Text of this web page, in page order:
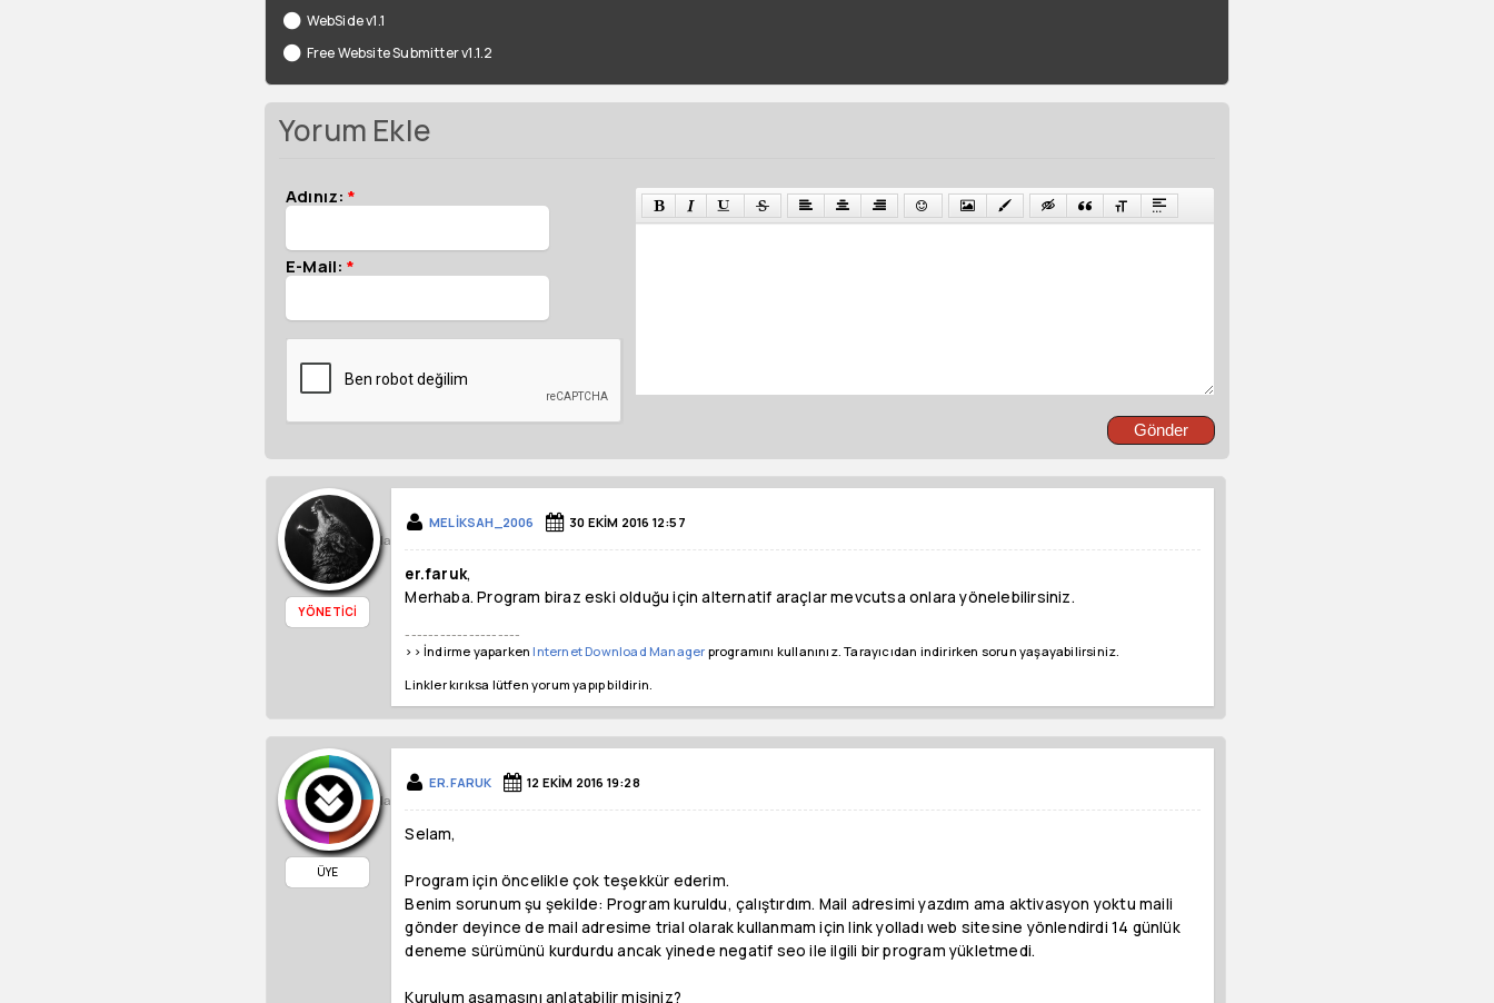
WebSide v1.1
Free Website Submitter v1.1.2
Yorum Ekle
Adınız: *
E-Mail: *
YÖNETICI
MELIKSAH_2006 30 EKIM 2016 12:57
er.faruk,
Merhaba. Program biraz eski olduğu için alternatif araçlar mevcutsa onlara yönelebilirsiniz.
--------------------
>> İndirme yaparkenInternet Download Manager programını kullanınız. Tarayıcıdan indirirken sorun yaşayabilirsiniz.
Linkler kırıksa lütfen yorum yapıp bildirin.
Cevapla
ÜYE
ER.FARUK 12 EKIM 2016 19:28
Selam,
Program için öncelikle çok teşekkür ederim.
Benim sorunum şu şekilde: Program kuruldu, çalıştırdım. Mail adresimi yazdım ama aktivasyon yoktu maili
gönder deyince de mail adresime trial olarak kullanmam için link yolladı web sitesine yönlendirdi 14 günlük
deneme sürümünü kurdurdu ancak yinede negatif seo ile ilgili bir program yükletmedi.
Kurulum aşamasını anlatabilir misiniz?
Cevapla